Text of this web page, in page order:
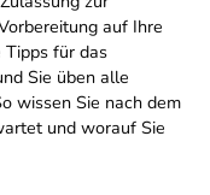
auf Ihre
Tipps für das
Sie üben alle
wissen Sie nach dem
und worauf Sie